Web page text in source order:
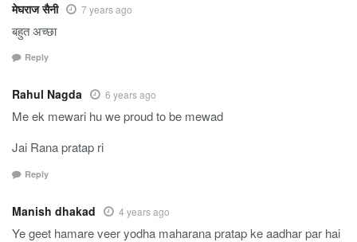
मेघराज सैनी 7 years ago
बहुत अच्छा
Reply
Rahul Nagda 6 years ago
Me ek mewari hu we proud to be mewad
Jai Rana pratap ri
Reply
Manish dhakad 4 years ago
Ye geet hamare veer yodha maharana pratap ke aadhar par hai